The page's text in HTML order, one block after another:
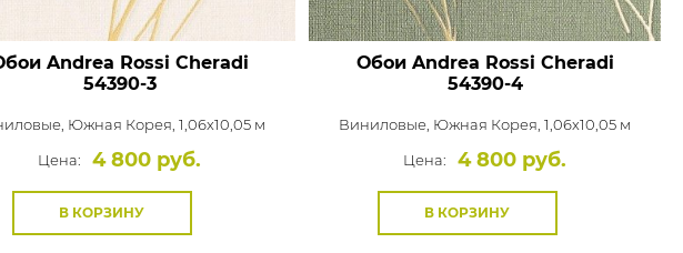
Andrea Rossi Cheradi
54390-3
Южная Корея, 1,06x10,05 м
Цена:
4 800 руб.
В КОРЗИНУ
Обои Andrea Rossi Cheradi
54390-4
Виниловые, Южная Корея, 1,06x10,05 м
Цена:
4 800 руб.
В КОРЗИНУ